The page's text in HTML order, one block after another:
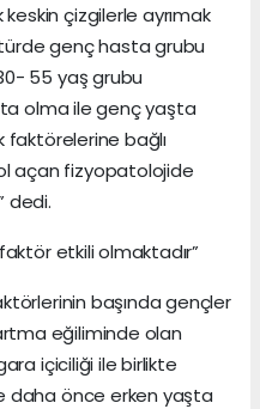
çizgilerle ayrımak
genç hasta grubu
55 yaş grubu
olma ile genç yaşta
faktörelerine bağlı
açan fizyopatolojide
dedi.
etkili olmaktadır”
başında gençler
eğiliminde olan
içiciliği ile birlikte
daha önce erken yaşta